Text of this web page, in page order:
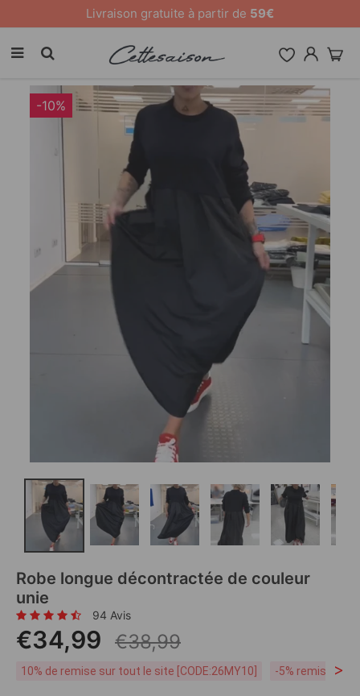
10 % de remise sur tout le site [CODE: 26MY10]
-10%
Robe longue décontractée de couleur
unie
94 Avis
€34,99 €38,99
10% de remise sur tout le site [CODE:26MY10] -5% remise dès
>